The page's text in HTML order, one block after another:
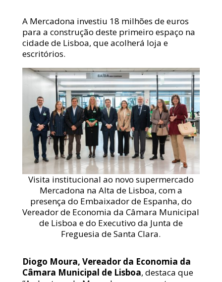
A Mercadona investiu 18 milhões de euros
para a construção deste primeiro espaço na
cidade de Lisboa, que acolherá loja e
escritórios.
Visita institucional ao novo supermercado
Mercadona na Alta de Lisboa, com a
presença do Embaixador de Espanha, do
Vereador de Economia da Câmara Municipal
de Lisboa e do Executivo da Junta de
Freguesia de Santa Clara.
Diogo Moura, Vereador da Economia da
Câmara Municipal de Lisboa, destaca que